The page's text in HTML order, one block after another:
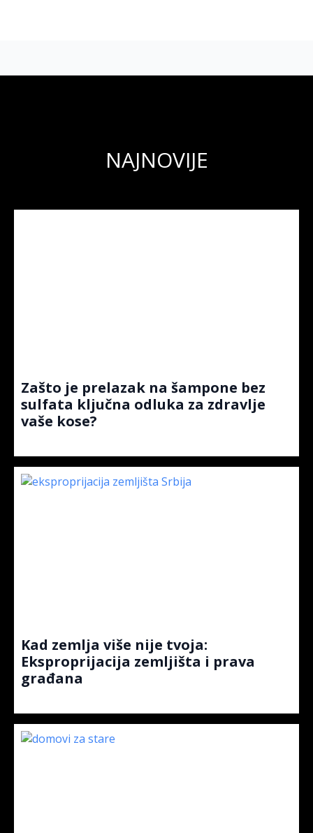
NAJNOVIJE
Zašto je prelazak na šampone bez
sulfata ključna odluka za zdravlje
vaše kose?
Kad zemlja više nije tvoja:
Eksproprijacija zemljišta i prava
građana